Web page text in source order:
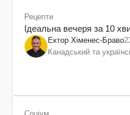
Рецепти
Ідеальна вечеря за 10
Ектор Хіменес-Браво
Канадський та